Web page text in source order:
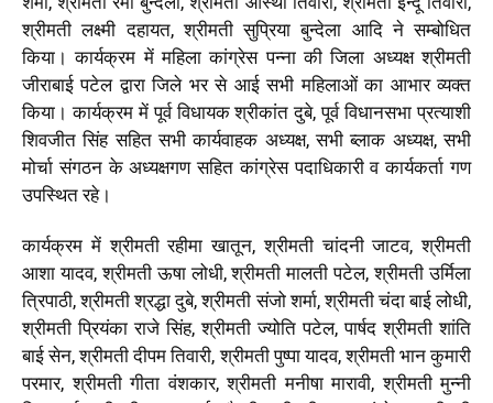
श्रीमती लक्ष्मी दहायत, श्रीमती सुप्रिया बुन्देला आदि ने सम्बोधित
किया। कार्यक्रम में महिला कांग्रेस पन्ना की जिला अध्यक्ष श्रीमती
जीराबाई पटेल द्वारा जिले भर से आई सभी महिलाओं का आभार व्यक्त
किया। कार्यक्रम में पूर्व विधायक श्रीकांत दुबे, पूर्व विधानसभा प्रत्याशी
शिवजीत सिंह सहित सभी कार्यवाहक अध्यक्ष, सभी ब्लाक अध्यक्ष, सभी
मोर्चा संगठन के अध्यक्षगण सहित कांग्रेस पदाधिकारी व कार्यकर्ता गण
उपस्थित रहे।
कार्यक्रम में श्रीमती रहीमा खातून, श्रीमती चांदनी जाटव, श्रीमती
आशा यादव, श्रीमती ऊषा लोधी, श्रीमती मालती पटेल, श्रीमती उर्मिला
त्रिपाठी, श्रीमती श्रद्धा दुबे, श्रीमती संजो शर्मा, श्रीमती चंदा बाई लोधी,
श्रीमती प्रियंका राजे सिंह, श्रीमती ज्योति पटेल, पार्षद श्रीमती शांति
बाई सेन, श्रीमती दीपम तिवारी, श्रीमती पुष्पा यादव, श्रीमती भान कुमारी
परमार, श्रीमती गीता वंशकार, श्रीमती मनीषा मारावी, श्रीमती मुन्नी